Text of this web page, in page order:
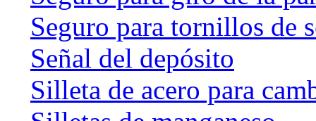
Seguro para tornillos de
Señal del depósito
Silleta de acero para